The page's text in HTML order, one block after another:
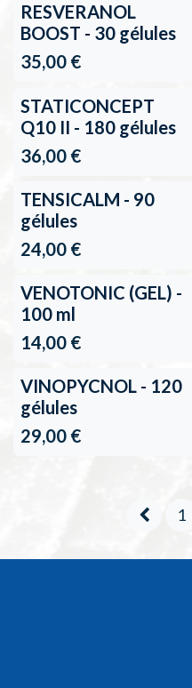
RESVERANOL
BOOST - 30 gélules
35,00 €
STATICONCEPT
Q10 II - 180 gélules
36,00 €
TENSICALM - 90
gélules
24,00 €
VENOTONIC (GEL) -
100 ml
14,00 €
VINOPYCNOL - 120
gélules
29,00 €
1